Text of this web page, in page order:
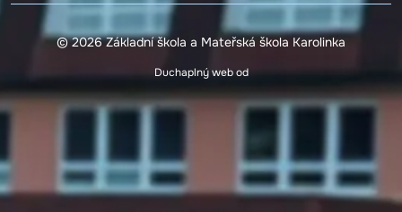
© 2026 Základní škola a Mateřská škola Karolinka
Duchaplný web od